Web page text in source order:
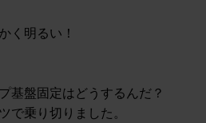
く明るい！
基盤固定はどうするんだ？
で乗り切りました。